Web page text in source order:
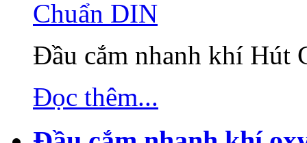
Đầu cắm nhanh khí Hút
Đọc thêm...